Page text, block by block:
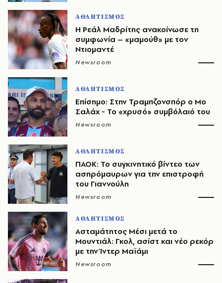
ΑΘΛΗΤΙΣΜΟΣ
Η Ρεάλ Μαδρίτης ανακοίνωσε τη
συμφωνία – «μαμούθ» με τον
Ντιομαντέ
Newsroom
ΑΘΛΗΤΙΣΜΟΣ
Επίσημο: Στην Τραμπζονσπόρ ο Μο
Σαλάχ - Το «χρυσό» συμβόλαιό του
Newsroom
ΑΘΛΗΤΙΣΜΟΣ
ΠΑΟΚ: Το συγκινητικό βίντεο των
ασπρόμαυρων για την επιστροφή
του Γιαννούλη
Newsroom
ΑΘΛΗΤΙΣΜΟΣ
Ασταμάτητος Μέσι μετά το
Μουντιάλ: Γκολ, ασίστ και νέο ρεκόρ
με την Ίντερ Μαϊάμι
Newsroom